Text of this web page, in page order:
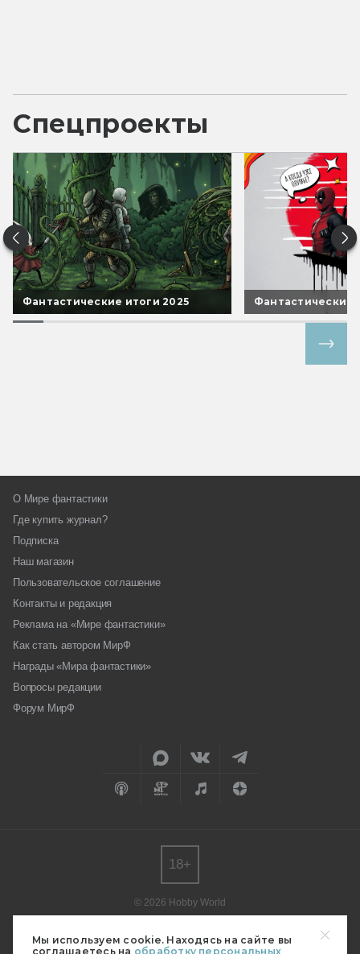
Мы используем cookie. Находясь на сайте вы
соглашаетесь на обработку персональных
Спецпроекты
Фантастические итоги 2025 Фантастические
О Мире фантастики
Где купить журнал?
Подписка
Наш магазин
Пользовательское соглашение
Контакты и редакция
Реклама на «Мире фантастики»
Как стать автором МирФ
Награды «Мира фантастики»
Вопросы редакции
Форум МирФ
© 2026 Hobby World
редакции.
18+